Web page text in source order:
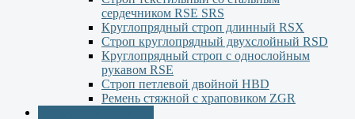
сердечником RSE SRS
Круглопрядный строп длинный RSX
Строп круглопрядный двухслойный RSD
Круглопрядный строп с однослойным
рукавом RSЕ
Строп петлевой двойной HBD
Ремень стяжной с храповиком ZGR